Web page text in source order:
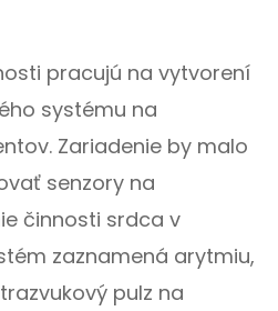
pracujú na vytvorení
systému na
Zariadenie by malo
senzory na
činnosti srdca v
zaznamená arytmiu,
pulz na